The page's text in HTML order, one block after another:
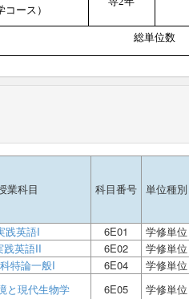
コース）
総単位数
業科目 科目番号 単位種別
践英語I 6E01
学修単位
践英語II 6E02
学修単位
特論一般I 6E04
学修単位
と現代生物学 6E05
学修単位